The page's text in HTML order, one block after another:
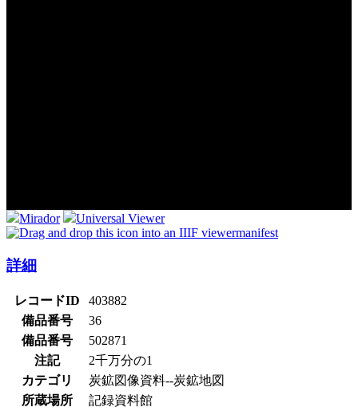
Mirador
Universal Viewer
manifest
詳細
レコードID
403882
備品番号
36
備品番号
502871
注記
2千万分の1
カテゴリ
炭鉱図像資料--炭鉱地図
所蔵場所
記録資料館